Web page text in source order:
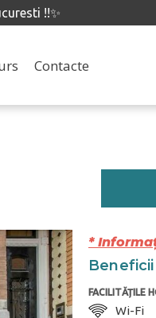
!!✨
Contacte
*
Beneficii
FACILITĂȚILE
Wi-Fi